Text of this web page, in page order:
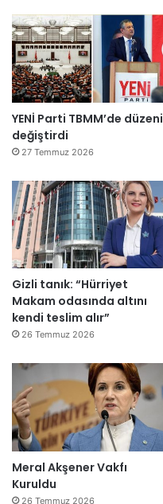
YENİ Parti TBMM’de düzeni
değiştirdi
27 Temmuz 2026
Gizli tanık: “Hürriyet
Makam odasında altını
kendi teslim alır”
26 Temmuz 2026
Meral Akşener Vakfı
Kuruldu
26 Temmuz 2026